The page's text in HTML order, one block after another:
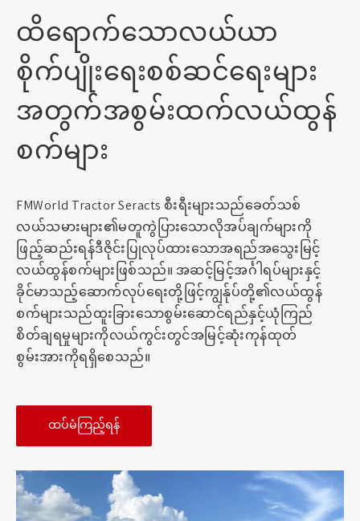
ထိရောက်သောလယ်ယာ
စိုက်ပျိုးရေးစစ်ဆင်ရေးများ
အတွက်အစွမ်းထက်လယ်ထွန်
စက်များ
FMWorld Tractor Seracts စီးရီးများသည်ခေတ်သစ်
လယ်သမားများ၏မတူကွဲပြားသောလိုအပ်ချက်များကို
ဖြည့်ဆည်းရန်ဒီဇိုင်းပြုလုပ်ထားသောအရည်အသွေးမြင့်
လယ်ထွန်စက်များဖြစ်သည်။ အဆင့်မြင့်အင်္ဂါရပ်များနှင့်
ခိုင်မာသည့်ဆောက်လုပ်ရေးတို့ဖြင့်ကျွန်ုပ်တို့၏လယ်ထွန်
စက်များသည်ထူးခြားသောစွမ်းဆောင်ရည်နှင့်ယုံကြည်
စိတ်ချရမှုများကိုလယ်ကွင်းတွင်အမြင့်ဆုံးကုန်ထုတ်
စွမ်းအားကိုရရှိစေသည်။
ထပ်မံကြည့်ရန်